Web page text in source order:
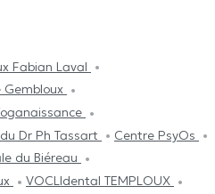
Fabian Laval
Gembloux
Dr Ph Tassart
Centre PsyOs
du Biéreau
VOCLIdental TEMPLOUX